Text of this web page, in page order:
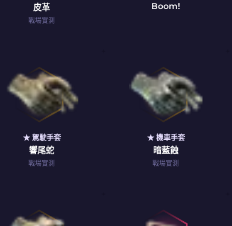
皮革
戰場實測
Boom!
★ 駕駛手套
響尾蛇
戰場實測
★ 機車手套
暗藍蝕
戰場實測